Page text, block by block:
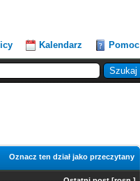
Kalendarz Pomoc
Oznacz ten dział jako przeczytany